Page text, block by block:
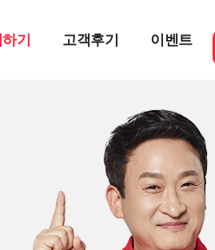
기 고객후기 이벤트